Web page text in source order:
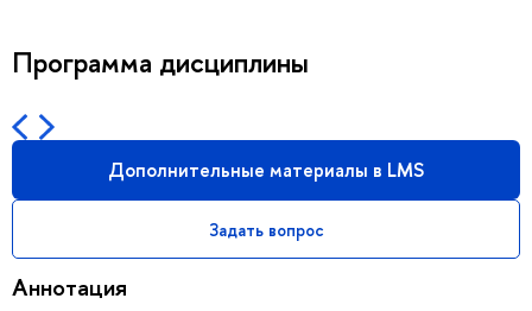
Программа дисциплины
Дополнительные материалы в LMS
Задать вопрос
Аннотация